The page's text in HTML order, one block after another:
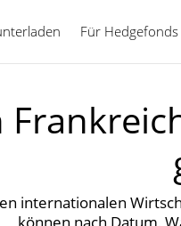
Für Hedgefonds
internationalen